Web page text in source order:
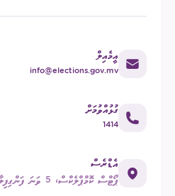
އީމެއިލް
info@elections.gov.mv
ގުޅުއްވުމަށް
1414
އެޑްރެސް
ޕޯޓްސް ކޮމްޕްލެކްސް، 5 ވަނަ ފަންގިފިލާ